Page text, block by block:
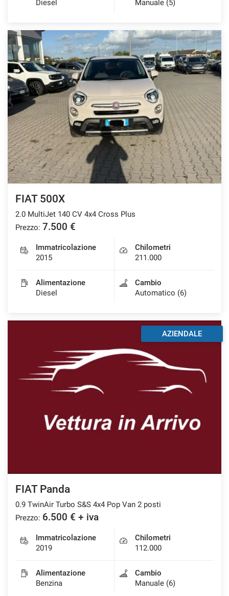
Diesel Manuale (5)
FIAT 500X
2.0 MultiJet 140 CV 4x4 Cross Plus
Prezzo: 7.500 €
Immatricolazione
2015
Chilometri
211.000
Alimentazione
Diesel
Cambio
Automatico (6)
AZIENDALE
FIAT Panda
0.9 TwinAir Turbo S&S 4x4 Pop Van 2 posti
Prezzo: 6.500 € + iva
Immatricolazione
2019
Chilometri
112.000
Alimentazione
Benzina
Cambio
Manuale (6)